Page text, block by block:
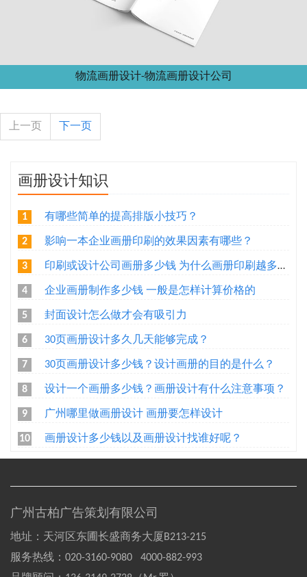
物流画册设计-物流画册设计公司
上一页 下一页
画册设计知识
1 有哪些简单的提高排版小技巧？
2 影响一本企业画册印刷的效果因素有哪些？
3 印刷或设计公司画册多少钱 为什么画册印刷越多越便宜
4 企业画册制作多少钱 一般是怎样计算价格的
5 封面设计怎么做才会有吸引力
6 30页画册设计多久几天能够完成？
7 30页画册设计多少钱？设计画册的目的是什么？
8 设计一个画册多少钱？画册设计有什么注意事项？
9 广州哪里做画册设计 画册要怎样设计
10 画册设计多少钱以及画册设计找谁好呢？
广州古柏广告策划有限公司
地址：天河区东圃长盛商务大厦B213-215
服务热线： 020-3160-9080 4000-882-993